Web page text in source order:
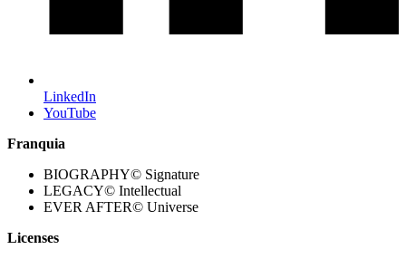
LinkedIn
YouTube
Franquia
BIOGRAPHY© Signature
LEGACY© Intellectual
EVER AFTER© Universe
Licenses